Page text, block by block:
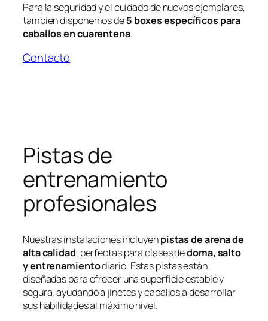
Para la seguridad y el cuidado de nuevos ejemplares,
también disponemos de5 boxes específicos para
caballos en cuarentena.
Contacto
Pistas de
entrenamiento
profesionales
Nuestras instalaciones incluyenpistas de arena de
alta calidad, perfectas para clases dedoma, salto
y entrenamientodiario. Estas pistas están
diseñadas para ofrecer una superficie estable y
segura, ayudando a jinetes y caballos a desarrollar
sus habilidades al máximo nivel.